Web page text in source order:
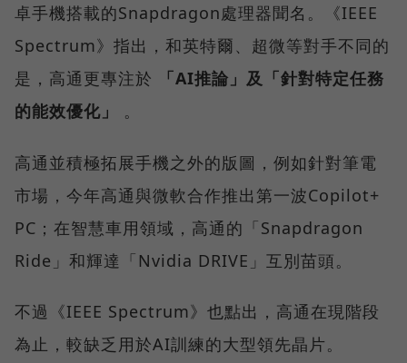
卓手機搭載的Snapdragon處理器聞名。《IEEE
Spectrum》指出，和英特爾、超微等對手不同的
是，高通更專注於
「AI推論」及「針對特定任務
的能效優化」
。
高通並積極拓展手機之外的版圖，例如針對筆電
市場，今年高通與微軟合作推出第一波Copilot+
PC；在智慧車用領域，高通的「Snapdragon
Ride」和輝達「Nvidia DRIVE」互別苗頭。
不過《IEEE Spectrum》也點出，高通在現階段
為止，較缺乏用於AI訓練的大型領先晶片。